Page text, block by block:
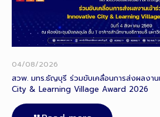
04/08/2026
สวพ. มทร.ธัญบุรี ร่วมขับเคลื่อนการส่งผลงา
City & Learning Village Award 2026